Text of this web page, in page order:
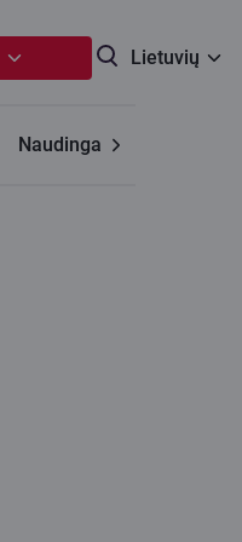
Lietuvių
Naudinga